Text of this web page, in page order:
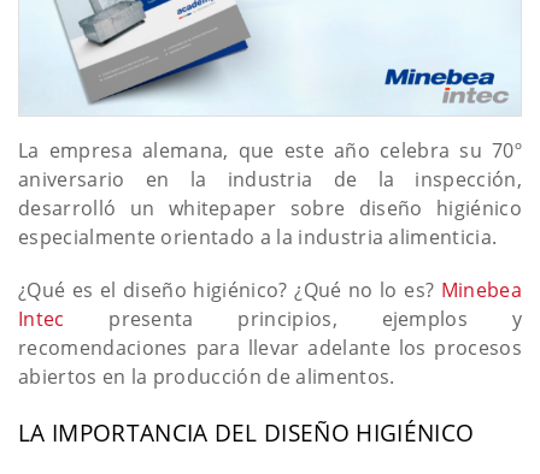
La empresa alemana, que este año celebra su 70º
aniversario en la industria de la inspección,
desarrolló un whitepaper sobre diseño higiénico
especialmente orientado a la industria alimenticia.
¿Qué es el diseño higiénico? ¿Qué no lo es? Minebea
Intec presenta principios, ejemplos y
recomendaciones para llevar adelante los procesos
abiertos en la producción de alimentos.
LA IMPORTANCIA DEL DISEÑO HIGIÉNICO